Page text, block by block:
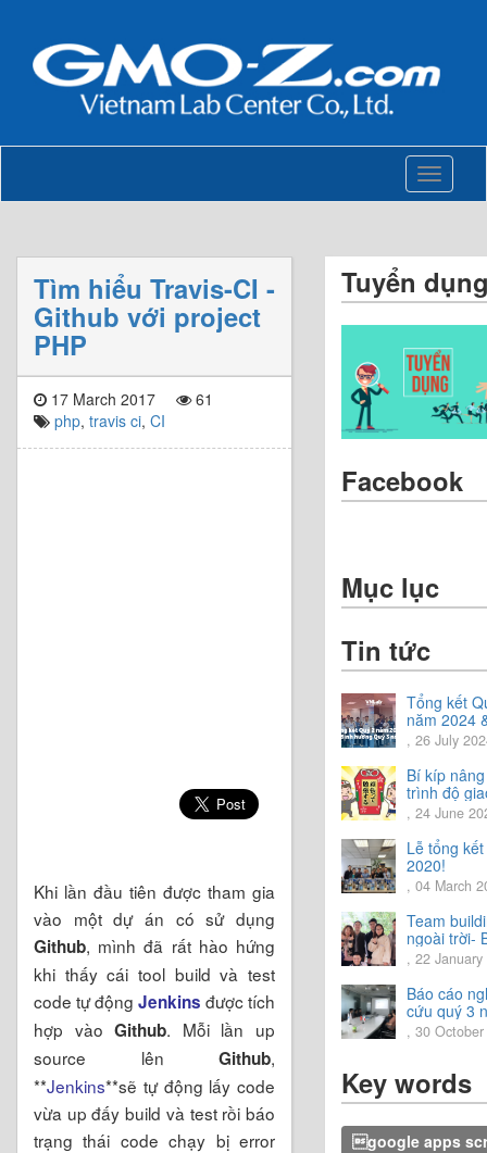
Toggle
Tìm hiểu Travis-CI -
Github với project
PHP
17 March 2017
61
php, travis ci, CI
Khi lần đầu tiên được tham gia
vào một dự án có sử dụng
Github, mình đã rất hào hứng
khi thấy cái tool build và test
code tự động Jenkins được tích
hợp vàoGithub. Mỗi lần up
source lên Github,
**Jenkins**sẽ tự động lấy code
vừa up đấy build và test rồi báo
trạng thái code chạy bị error
Tuyển
Facebook
Mục lục
Tin tức
Tổng kết
năm 2024
Chia sẻ
hướng
năm 2024
, 26 July
Bí kíp
trình độ
tiếng Nhật.
, 24 June
Lễ tổng
2020!
, 04 March
Team
ngoài trời-
trải
vời.
, 22 January
Báo cáo
cứu quý 3
2020
, 30
Key words
google apps